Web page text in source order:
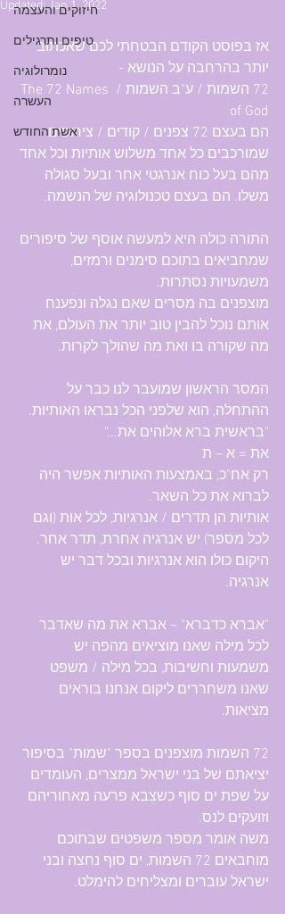
חיזוקים והעצמה
טיפים ותרגילים
נומרולוגיה
העשרה
אשת החודש
Updated:Jan 1, 2022
אז בפוסט הקודם הבטחתי לכם שאכתוב
יותר בהרחבה על הנושא -
72 השמות / ע"ב השמות / The 72 Names
of God
הם בעצם 72 צפנים / קודים / צירופים
שמורכבים כל אחד משלוש אותיות וכל אחד
מהם בעל כוח אנרגטי אחר ובעל סגולה
משלו. הם בעצם טכנולוגיה של הנשמה.
התורה כולה היא למעשה אוסף של סיפורים
שמחביאים בתוכם סימנים ורמזים,
משמעויות נסתרות.
מוצפנים בה מסרים שאם נגלה ונפענח
אותם נוכל להבין טוב יותר את העולם, את
מה שקורה בו ואת מה שהולך לקרות.
המסר הראשון שמועבר לנו כבר על
ההתחלה, הוא שלפני הכל נבראו האותיות.
"בראשית ברא אלוהים את..."
את = א – ת
רק אח"כ, באמצעות האותיות אפשר היה
לברוא את כל השאר.
אותיות הן תדרים / אנרגיות, לכל אות (וגם
לכל מספר) יש אנרגיה אחרת, תדר אחר.
היקום כולו הוא אנרגיות ובכל דבר יש
אנרגיה.
"אברא כדברא" – אברא את מה שאדבר
לכל מילה שאנו מוציאים מהפה יש
משמעות וחשיבות, בכל מילה / משפט
שאנו משחררים ליקום אנחנו בוראים
מציאות.
72 השמות מוצפנים בספר "שמות" בסיפור
יציאתם של בני ישראל ממצרים, העומדים
על שפת ים סוף כשצבא פרעה מאחוריהם
וזועקים לנס.
משה אומר מספר משפטים שבתוכם
מוחבאים 72 השמות, ים סוף נחצה ובני
ישראל עוברים ומצליחים להימלט.